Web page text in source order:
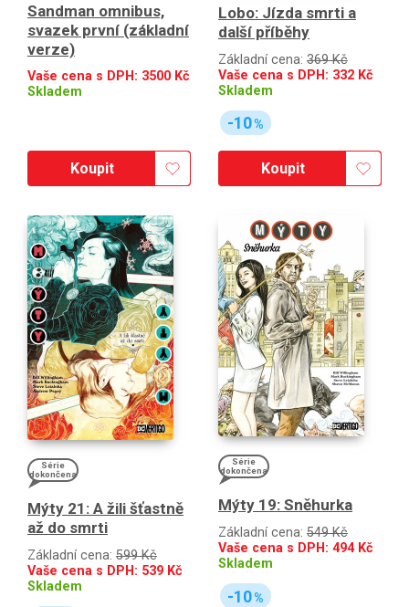
Sandman omnibus,
svazek první (základní
verze)
Vaše cena s DPH: 3500 Kč
Skladem
Koupit
Lobo: Jízda smrti a
další příběhy
Základní cena: 369 Kč
Vaše cena s DPH: 332 Kč
Skladem
-10%
Koupit
Série
dokončena
Mýty 21: A žili šťastně
až do smrti
Základní cena: 599 Kč
Vaše cena s DPH: 539 Kč
Skladem
Série
dokončena
Mýty 19: Sněhurka
Základní cena: 549 Kč
Vaše cena s DPH: 494Kč
Skladem
-10%